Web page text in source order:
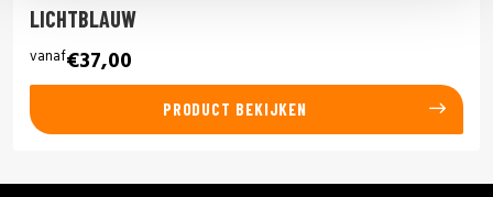
LICHTBLAUW
vanaf€37,00
PRODUCT BEKIJKEN